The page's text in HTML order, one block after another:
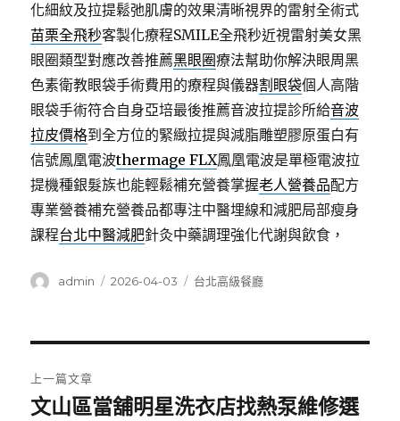
化細紋及拉提鬆弛肌膚的效果清晰視界的雷射全術式
苗栗全飛秒客製化療程SMILE全飛秒近視雷射美女黑
眼圈類型對應改善推薦黑眼圈療法幫助你解決眼周黑
色素衛教眼袋手術費用的療程與儀器割眼袋個人高階
眼袋手術符合自身亞培最後推薦音波拉提診所給音波
拉皮價格到全方位的緊緻拉提與減脂雕塑膠原蛋白有
信號鳳凰電波thermage FLX鳳凰電波是單極電波拉
提機種銀髮族也能輕鬆補充營養掌握老人營養品配方
專業營養補充營養品都專注中醫埋線和減肥局部瘦身
課程台北中醫減肥針灸中藥調理強化代謝與飲食，
作
admin
發
2026-04-03
分
台北高級餐廳
章
上一篇文章
上
文山區當舖明星洗衣店找熱泵維修選